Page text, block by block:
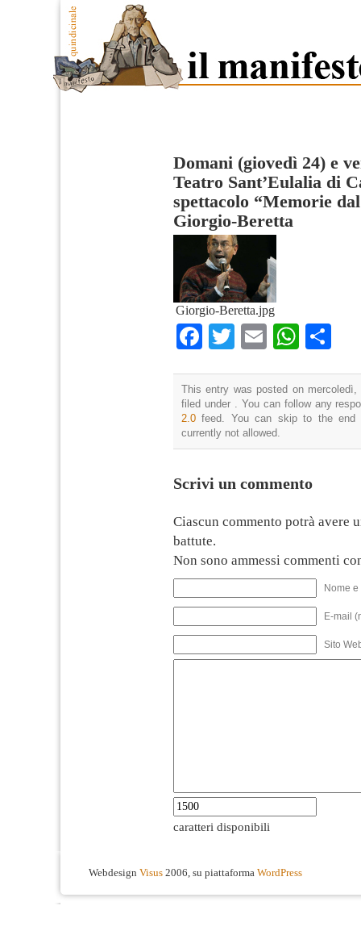
Domani (giovedì 24) e
Teatro Sant’Eulalia di
spettacolo “Memorie
Giorgio-Beretta
Giorgio-Beretta.jpg
Facebook
TwitterEmail
This entry was posted on
filed under . You can follow any
2.0 feed. You can skip to the end
currently not allowed.
Scrivi un commento
Ciascun commento potrà avere
battute.
Non sono ammessi commenti
Nome
E-mail
Sito
caratteri disponibili
Webdesign Visus 2006, su piattaforma WordPress